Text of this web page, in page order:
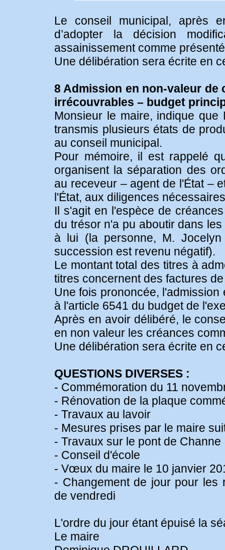
Le conseil municipal, après
d’adopter la décision
assainissement comme
Une délibération sera écrite en
8 Admission en non-valeur de
irrécouvrables – budget
Monsieur le maire, indique
transmis plusieurs états de
au conseil municipal.
Pour mémoire, il est rappelé
organisent la séparation des
au receveur – agent de l'État –
l'État, aux diligences
Il s'agit en l'espèce de
du trésor n'a pu aboutir dans
à lui (la personne, M.
succession est revenu négatif).
Le montant total des titres à
titres concernent des factures
Une fois prononcée,
à l'article 6541 du budget de
Après en avoir délibéré, le
en non valeur les créances
Une délibération sera écrite en
QUESTIONS DIVERSES :
- Commémoration du 11
- Rénovation de la plaque
- Travaux au lavoir
- Mesures prises par le maire
- Travaux sur le pont de Channe
- Conseil d'école
- Vœux du maire le 10 janvier
- Changement de jour pour les
de vendredi
L'ordre du jour étant épuisé la
Le maire